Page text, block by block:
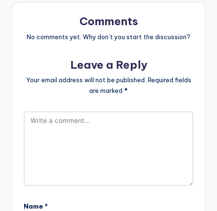
Comments
No comments yet. Why don’t you start the discussion?
Leave a Reply
Your email address will not be published. Required fields
are marked *
Name *